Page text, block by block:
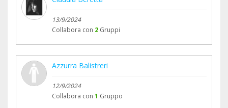
13/9/2024
Collabora con 2 Gruppi
Azzurra Balistreri
12/9/2024
Collabora con 1 Gruppo